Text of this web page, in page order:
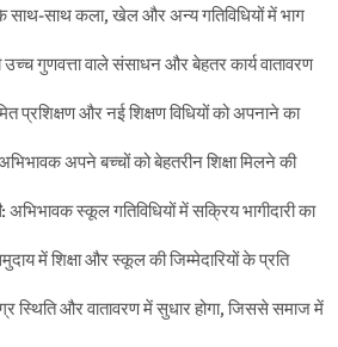
साथ-साथ कला, खेल और अन्य गतिविधियों में भाग
उच्च गुणवत्ता वाले संसाधन और बेहतर कार्य वातावरण
प्रशिक्षण और नई शिक्षण विधियों को अपनाने का
अपने बच्चों को बेहतरीन शिक्षा मिलने की
: अभिभावक स्कूल गतिविधियों में सक्रिय भागीदारी का
में शिक्षा और स्कूल की जिम्मेदारियों के प्रति
स्थिति और वातावरण में सुधार होगा, जिससे समाज में